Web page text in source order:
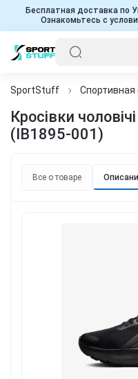
Бесплатная доставка по
Ознакомьтесь с
SportStuff
Кросівки
(IB1895-001)
Все о товаре